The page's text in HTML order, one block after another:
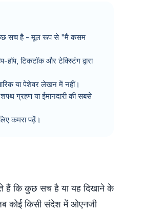
कुछ सच है - मूल रूप से "मैं कसम
टिकटॉक और टेक्स्टिंग द्वारा
या पेशेवर लेखन में नहीं।
ग्रहण या ईमानदारी की सबसे
कमरा पढ़ें।
हैं कि कुछ सच है या यह दिखाने के
कोई किसी संदेश में ओएनजी